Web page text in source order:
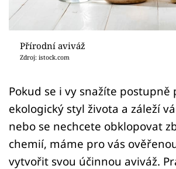
Přihlášení
Sledujte nás
Přírodní aviváž
Zdroj: istock.com
Pokud se i vy snažíte postupně
ekologický styl života a záleží
nebo se nechcete obklopovat
chemií, máme pro vás
vytvořit svou účinnou aviváž.